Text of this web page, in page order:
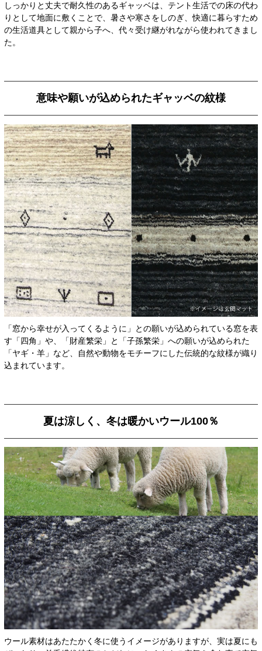
しっかりと丈夫で耐久性のあるギャッベは、テント生活での床の代わ
りとして地面に敷くことで、暑さや寒さをしのぎ、快適に暮らすため
の生活道具として親から子へ、代々受け継がれながら使われてきまし
た。
意味や願いが込められたギャッベの紋様
「窓から幸せが入ってくるように」との願いが込められている窓を表
す「四角」や、「財産繁栄」と「子孫繁栄」への願いが込められた
「ヤギ・羊」など、自然や動物をモチーフにした伝統的な紋様が織り
込まれています。
夏は涼しく、冬は暖かいウール100％
ウール素材はあたたかく冬に使うイメージがありますが、実は夏にも